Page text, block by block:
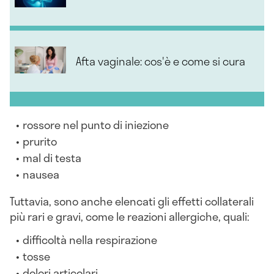
Afta vaginale: cos'è e come si cura
rossore nel punto di iniezione
prurito
mal di testa
nausea
Tuttavia, sono anche elencati gli effetti collaterali
più rari e gravi, come le reazioni allergiche, quali:
difficoltà nella respirazione
tosse